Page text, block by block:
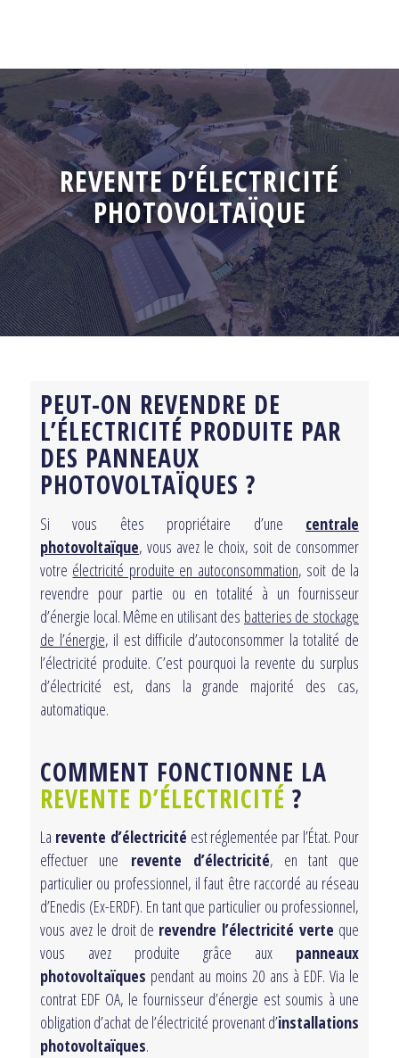
REVENTE D’ÉLECTRICITÉ
PHOTOVOLTAÏQUE
PEUT-ON REVENDRE DE
L’ÉLECTRICITÉ PRODUITE PAR
DES PANNEAUX
PHOTOVOLTAÏQUES ?
Si vous êtes propriétaire d’une centrale
photovoltaïque, vous avez le choix, soit de consommer
votre électricité produite en autoconsommation, soit de la
revendre pour partie ou en totalité à un fournisseur
d’énergie local. Même en utilisant des batteries de stockage
de l’énergie, il est difficile d’autoconsommer la totalité de
l’électricité produite. C’est pourquoi la revente du surplus
d’électricité est, dans la grande majorité des cas,
automatique.
COMMENT FONCTIONNE LA
REVENTE D’ÉLECTRICITÉ?
La revente d’électricité est réglementée par l’État. Pour
effectuer une revente d’électricité, en tant que
particulier ou professionnel, il faut être raccordé au réseau
d’Enedis (Ex-ERDF). En tant que particulier ou professionnel,
vous avez le droit de revendre l’électricité verte que
vous avez produite grâce aux panneaux
photovoltaïques pendant au moins 20 ans à EDF. Via le
contrat EDF OA, le fournisseur d’énergie est soumis à une
obligation d’achat de l’électricité provenant d’installations
photovoltaïques.